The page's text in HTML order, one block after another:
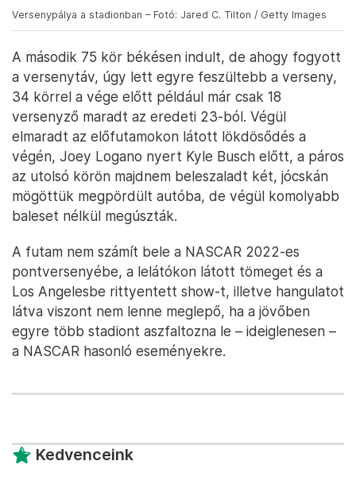
Versenypálya a stadionban – Fotó: Jared C. Tilton / Getty Images
A második 75 kör békésen indult, de ahogy fogyott
a versenytáv, úgy lett egyre feszültebb a verseny,
34 körrel a vége előtt például már csak 18
versenyző maradt az eredeti 23-ból. Végül
elmaradt az előfutamokon látott lökdösődés a
végén, Joey Logano nyert Kyle Busch előtt, a páros
az utolsó körön majdnem beleszaladt két, jócskán
mögöttük megpördült autóba, de végül komolyabb
baleset nélkül megúszták.
A futam nem számít bele a NASCAR 2022-es
pontversenyébe, a lelátókon látott tömeget és a
Los Angelesbe rittyentett show-t, illetve hangulatot
látva viszont nem lenne meglepő, ha a jövőben
egyre több stadiont aszfaltozna le – ideiglenesen –
a NASCAR hasonló eseményekre.
Kedvenceink